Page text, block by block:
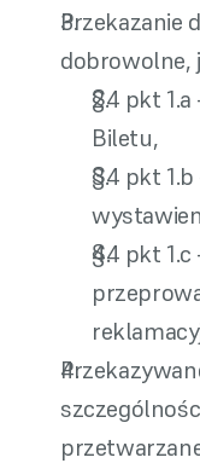
Przekazanie
dobrowolne,
§4 pkt
Biletu,
§4 pkt
§4 pkt